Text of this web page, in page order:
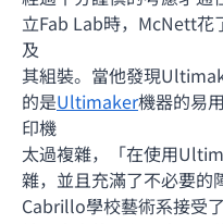
立Fab Lab時，McNett花
及
其組裝。當他發現
的是Ultimaker機器的易
印機
太過複雜，「在使用
雜，並且充滿了不必要的
Cabrillo學校藝術系接受